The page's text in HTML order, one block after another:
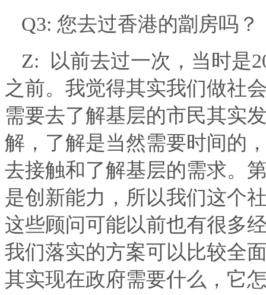
Q3: 您去过香港的劏房吗？
Z:
以前去过一次，当时是
之前。我觉得其实我们做社
需要去了解基层的市民其实
解，了解是当然需要时间的
去接触和了解基层的需求。
是创新能力，所以我们这个
这些顾问可能以前也有很多
我们落实的方案可以比较全
其实现在政府需要什么，它